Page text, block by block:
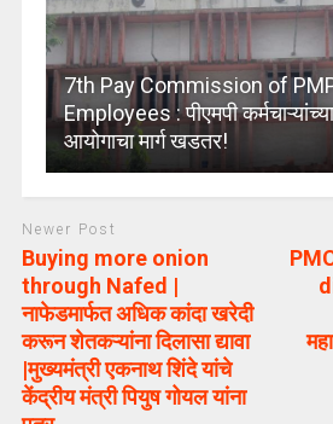
7th Pay Commission of
Employees : पीएमपी
आयोगाचा मार्ग खडतर!
Newer Post
Buying more onion
through Nafed |
नाफेडमार्फत अधिक कांदा खरेदी
करून शेतकऱ्यांना दिलासा द्यावा
|मुख्यमंत्री एकनाथ शिंदे यांचे
केंद्रीय मंत्री पियुष गोयल यांना